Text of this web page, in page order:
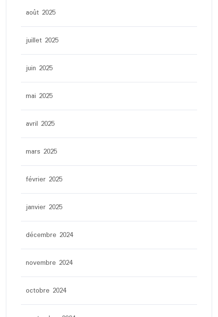
août 2025
juillet 2025
juin 2025
mai 2025
avril 2025
mars 2025
février 2025
janvier 2025
décembre 2024
novembre 2024
octobre 2024